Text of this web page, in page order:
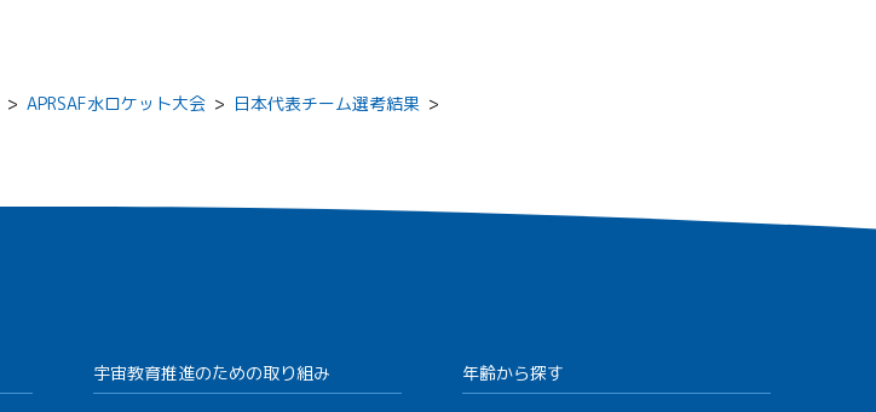
> APRSAF水ロケット大会 > 日本代表チーム選考結果 >
宇宙教育推進のための取り組み 年齢から探す